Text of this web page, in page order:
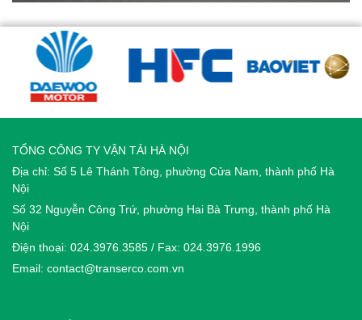
TỔNG CÔNG TY VẬN TẢI HÀ NỘI
Địa chỉ: Số 5 Lê Thánh Tông, phường Cửa Nam, thành phố Hà
Nội
Số 32 Nguyễn Công Trứ, phường Hai Bà Trưng, thành phố Hà
Nội
Điện thoại: 024.3976.3585 / Fax: 024.3976.1996
Email: contact@transerco.com.vn